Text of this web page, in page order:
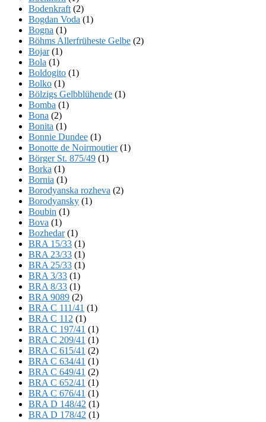
Bodenkraft (2)
Bogdan Voda (1)
Bogna (1)
Böhms Allerfrüheste Gelbe (2)
Bojar(1)
Bola (1)
Boldogito (1)
Bolko (1)
Bölzigs Gelbblühende (1)
Bomba (1)
Bona (2)
Bonita (1)
Bonnie Dundee (1)
Bonotte de Noirmoutier(1)
Börger St. 875/49 (1)
Borka (1)
Bornia (1)
Borodyanska rozheva (2)
Borodyansky (1)
Boubin (1)
Bova (1)
Bozhedar(1)
BRA 15/33 (1)
BRA 23/33 (1)
BRA 25/33 (1)
BRA 3/33 (1)
BRA 8/33 (1)
BRA 9089 (2)
BRA C 111/41 (1)
BRA C 112 (1)
BRA C 197/41 (1)
BRA C 209/41 (1)
BRA C 615/41 (2)
BRA C 634/41 (1)
BRA C 649/41 (2)
BRA C 652/41 (1)
BRA C 676/41 (1)
BRA D 148/42 (1)
BRA D 178/42 (1)